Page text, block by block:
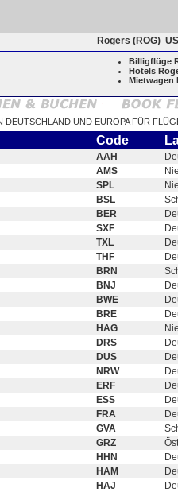
Rogers (ROG)
Billigflüge
Hotels
Mietwagen
DEUTSCHLAND UND EUROPA FÜR
Code
AAH
AMS
SPL
BSL
BER
SXF
TXL
THF
BRN
BNJ
BWE
BRE
HAG
DRS
DUS
NRW
ERF
ESS
FRA
GVA
GRZ
HHN
HAM
HAJ